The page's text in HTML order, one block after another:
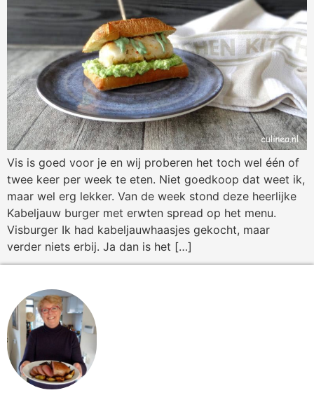
Vis is goed voor je en wij proberen het toch wel één of
twee keer per week te eten. Niet goedkoop dat weet ik,
maar wel erg lekker. Van de week stond deze heerlijke
Kabeljauw burger met erwten spread op het menu.
Visburger Ik had kabeljauwhaasjes gekocht, maar
verder niets erbij. Ja dan is het […]